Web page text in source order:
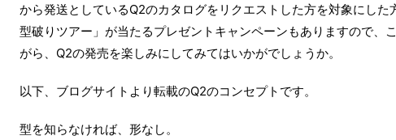
から発送としているQ2のカタログをリクエストした方を対象にした
型破りツアー」が当たるプレゼントキャンペーンもありますので、
がら、Q2の発売を楽しみにしてみてはいかがでしょうか。
以下、ブログサイトより転載のQ2のコンセプトです。
型を知らなければ、形なし。